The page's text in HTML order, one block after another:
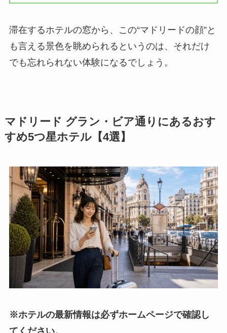
滞在するホテルの窓から、この“マドリードの顔”と
も言える景色を眺められるというのは、それだけ
でも忘れられない体験になるでしょう。
マドリード グラン・ビア通りにあるおす
すめ5つ星ホテル【4選】
※ホテルの最新情報は必ずホームページで確認し
てください。